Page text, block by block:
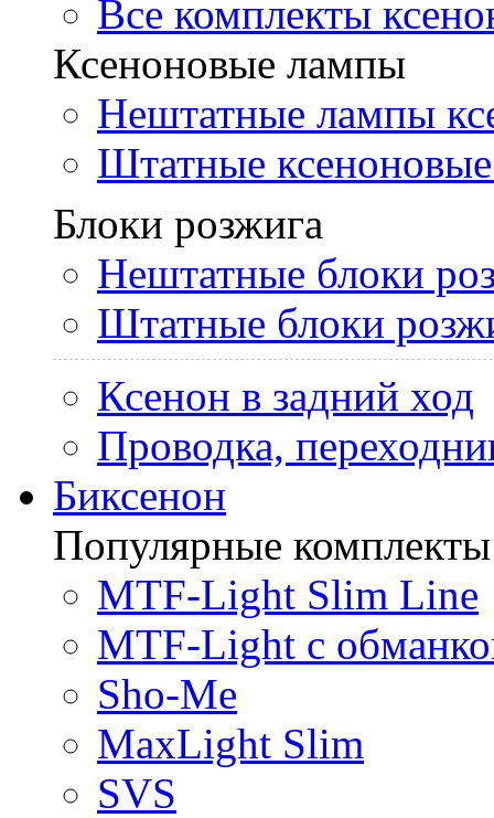
Все комплекты
Ксеноновые лампы
Нештатные лампы
Штатные
Блоки розжига
Нештатные блоки
Штатные блоки
Ксенон в задний ход
Проводка,
Биксенон
Популярные комплекты
MTF-Light Slim Line
MTF-Light с
Sho-Me
MaxLight Slim
SVS